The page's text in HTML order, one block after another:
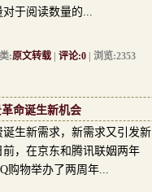
于阅读数量的...
:原文转载 评论:0 | 浏览:2353
命诞生新机会
生新需求，新需求又引发新
前，在京东和腾讯联姻两年
购物举办了两周年...